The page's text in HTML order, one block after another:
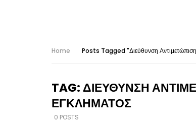
Home Posts Tagged "Διεύθυνση
TAG: ΔΙΕΎΘΥΝΣΗ
ΕΓΚΛΉΜΑΤΟΣ
0 POSTS